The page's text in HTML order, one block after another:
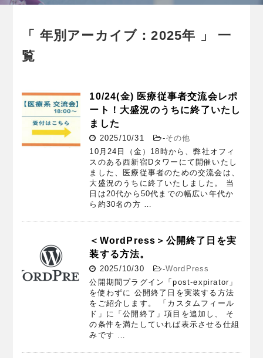
「 年別アーカイブ：2025年 」 一
覧
10/24(金) 医療従事者交流会レポ
ート！大盛況のうちに終了いたし
ました
2025/10/31 -その他
10月24日（金）18時から、弊社オフィ
スのある西新宿Dタワーにて開催いたし
ました、医療従事者のための交流会は、
大盛況のうちに終了いたしました。 当
日は20代から50代までの幅広い年代か
ら約30名の方 …
＜WordPress＞公開終了日を実
装する方法。
2025/10/30 -WordPress
公開期間プラグイン「post-expirator」
を使わずに 公開終了日を実装する方法
をご紹介します。 「カスタムフィール
ド」に「公開終了」項目を追加し、 そ
の条件を満たしていれば表示させる仕組
みです …